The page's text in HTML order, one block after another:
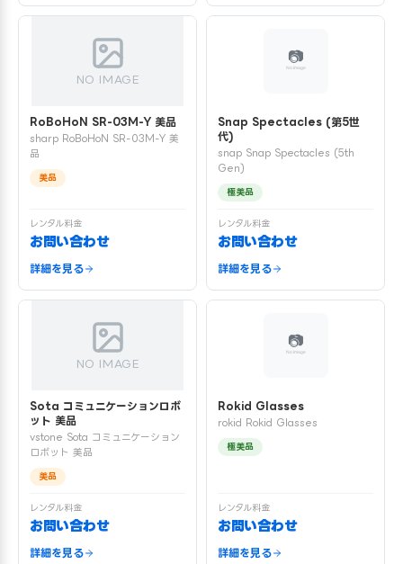
NO IMAGE
RoBoHoN SR-03M-Y 美品
sharp RoBoHoN SR-03M-Y 美
品
美品
レンタル料金
お問い合わせ
詳細を見る
Snap Spectacles (第5世
代)
snap Snap Spectacles (5th
Gen)
極美品
レンタル料金
お問い合わせ
詳細を見る
NO IMAGE
Sota コミュニケーションロボ
ット 美品
vstone Sota コミュニケーション
ロボット 美品
美品
レンタル料金
お問い合わせ
詳細を見る
Rokid Glasses
rokid Rokid Glasses
極美品
レンタル料金
お問い合わせ
詳細を見る